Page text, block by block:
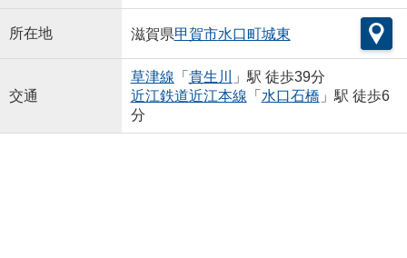
所在地 滋賀県甲賀市水口町城東
交通
草津線 「 貴生川
」駅 徒歩39分
近江鉄道近江本線 「 水口石橋 」駅 徒歩6
分